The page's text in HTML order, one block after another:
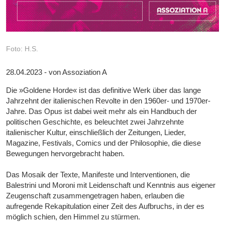
Foto: H.S.
28.04.2023 - von Assoziation A
Die »Goldene Horde« ist das definitive Werk über das lange
Jahrzehnt der italienischen Revolte in den 1960er- und 1970er-
Jahre. Das Opus ist dabei weit mehr als ein Handbuch der
politischen Geschichte, es beleuchtet zwei Jahrzehnte
italienischer Kultur, einschließlich der Zeitungen, Lieder,
Magazine, Festivals, Comics und der Philosophie, die diese
Bewegungen hervorgebracht haben.
Das Mosaik der Texte, Manifeste und Interventionen, die
Balestrini und Moroni mit Leidenschaft und Kenntnis aus eigener
Zeugenschaft zusammengetragen haben, erlauben die
aufregende Rekapitulation einer Zeit des Aufbruchs, in der es
möglich schien, den Himmel zu stürmen.